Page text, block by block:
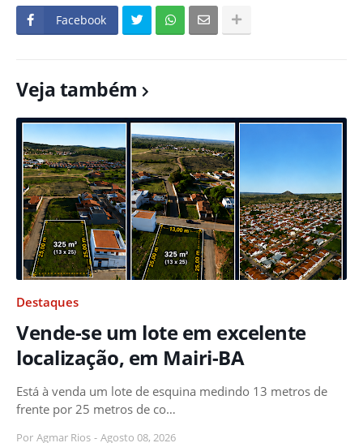
Facebook
Veja também
Destaques
Vende-se um lote em excelente
localização, em Mairi-BA
Está à venda um lote de esquina medindo 13 metros de
frente por 25 metros de co…
Por Agmar Rios - Agosto 08, 2026